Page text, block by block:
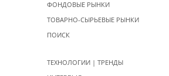
ФОНДОВЫЕ РЫНКИ
ТОВАРНО-СЫРЬЕВЫЕ РЫНКИ
ПОИСК
ТЕХНОЛОГИИ | ТРЕНДЫ